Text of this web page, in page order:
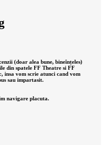
(doar alea bune, bineînțeles)
din spatele FF Theatre si FF
insa vom scrie atunci cand vom
sau impartasit.
navigare placuta.